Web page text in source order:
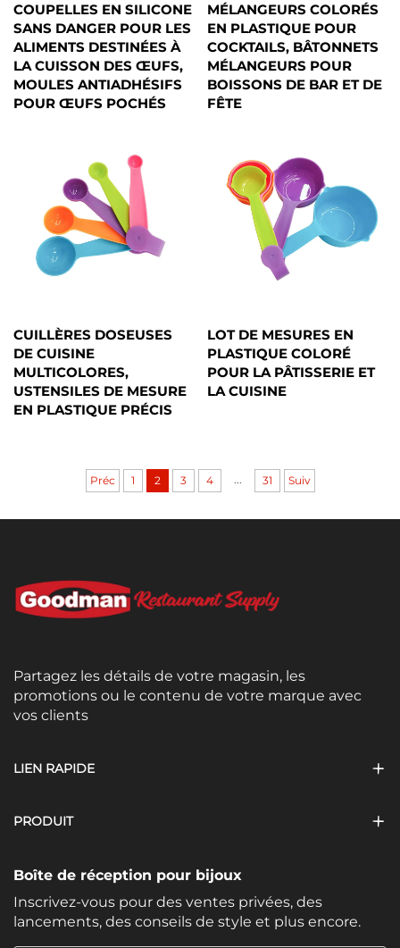
COUPELLES EN SILICONE
SANS DANGER POUR LES
ALIMENTS DESTINÉES À
LA CUISSON DES ŒUFS,
MOULES ANTIADHÉSIFS
POUR ŒUFS POCHÉS
MÉLANGEURS COLORÉS
EN PLASTIQUE POUR
COCKTAILS, BÂTONNETS
MÉLANGEURS POUR
BOISSONS DE BAR ET DE
FÊTE
CUILLÈRES DOSEUSES
DE CUISINE
MULTICOLORES,
USTENSILES DE MESURE
EN PLASTIQUE PRÉCIS
LOT DE MESURES EN
PLASTIQUE COLORÉ
POUR LA PÂTISSERIE ET
LA CUISINE
Préc 1 2 3 4 ... 31 Suiv
Partagez les détails de votre magasin, les
promotions ou le contenu de votre marque avec
vos clients
LIEN RAPIDE
PRODUIT
Boîte de réception pour bijoux
Inscrivez-vous pour des ventes privées, des
lancements, des conseils de style et plus encore.